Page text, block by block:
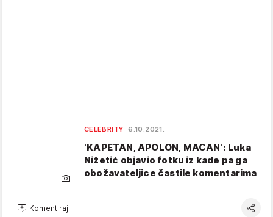
CELEBRITY 6.10.2021.
'KAPETAN, APOLON, MACAN': Luka
Nižetić objavio fotku iz kade pa ga
obožavateljice častile komentarima
Komentiraj